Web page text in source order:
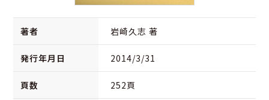
著者 岩崎久志 著
発行年月日 2014/3/31
頁数 252頁